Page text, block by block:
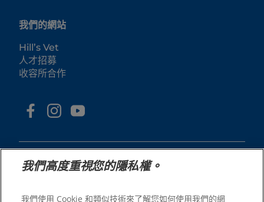
我們的網站
Hill’s Vet
人才招募
收容所合作
© 2025 Hill's Pet Nutrition, Inc.
我們高度重視您的隱私權。
我們使用 Cookie 和類似技術來了解您如何使用我們的網